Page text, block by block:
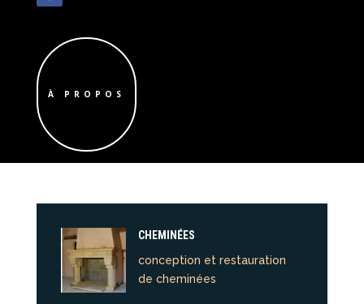
À PROPOS
CHEMINÉES
conception et restauration
de cheminées